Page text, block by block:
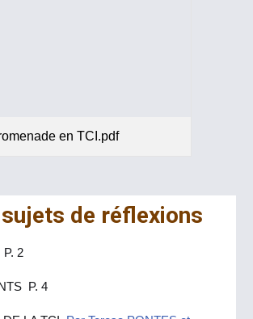
en TCI.pdf
de réflexions
P. 2
P. 4